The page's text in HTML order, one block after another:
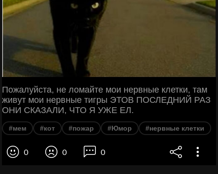
Пожалуйста, не ломайте мои нервные клетки, там
живут мои нервные тигры ЭТОВ ПОСЛЕДНИЙ РАЗ
ОНИ СКАЗАЛИ, ЧТО Я УЖЕ ЕЛ.
#мем #кот #пожар #Юмор #нервные клетки
0 0 0